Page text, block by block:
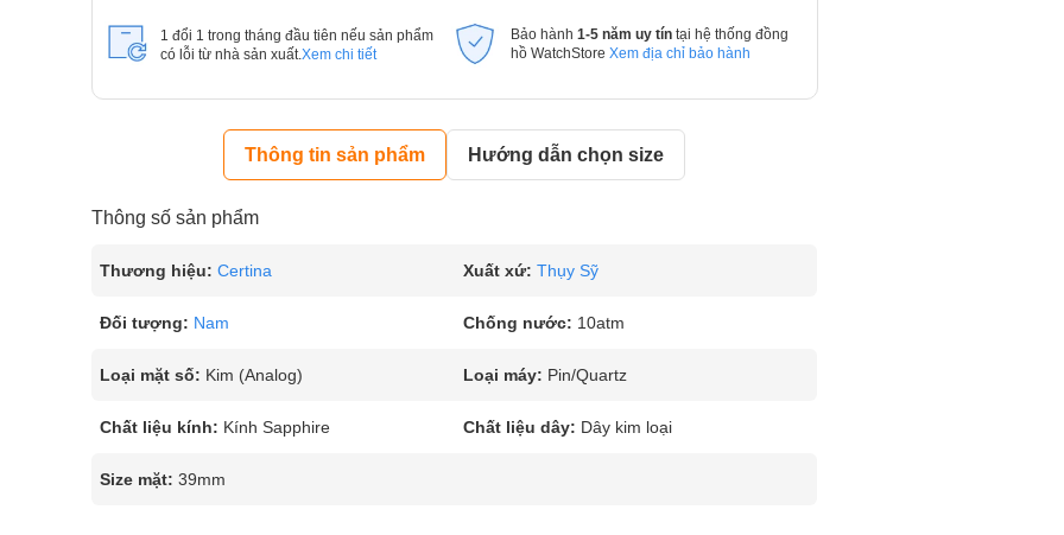
1 đổi 1 trong tháng đầu tiên nếu sản phẩm
có lỗi từ nhà sản xuất. Xem chi tiết
Bảo hành 1-5 năm uy tín tại hệ thống đồng
hồ WatchStore Xem địa chỉ bảo hành
Thông tin sản phẩm Hướng dẫn chọn size
Thông số sản phẩm
Thương hiệu: Certina Xuất xứ: Thụy Sỹ
Đối tượng: Nam Chống nước: 10atm
Loại mặt số: Kim (Analog) Loại máy: Pin/Quartz
Chất liệu kính: Kính Sapphire Chất liệu dây: Dây kim loại
Size mặt: 39mm